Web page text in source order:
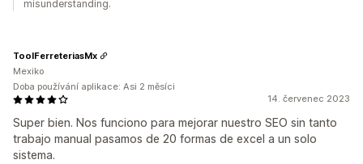
misunderstanding.
14. červenec 2023
Super bien. Nos funciono para mejorar nuestro SEO sin tanto
trabajo manual pasamos de 20 formas de excel a un solo
sistema.
ToolFerreteriasMx
Mexiko
Doba používání aplikace: Asi 2 měsíci